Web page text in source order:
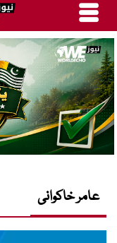
عامر خاکوانی